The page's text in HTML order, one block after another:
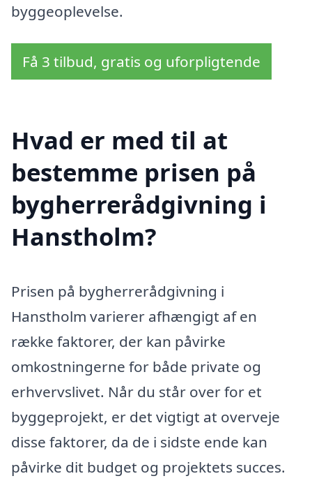
byggeoplevelse.
Få 3 tilbud, gratis og uforpligtende
Hvad er med til at
bestemme prisen på
bygherrerådgivning i
Hanstholm?
Prisen på bygherrerådgivning i
Hanstholm varierer afhængigt af en
række faktorer, der kan påvirke
omkostningerne for både private og
erhvervslivet. Når du står over for et
byggeprojekt, er det vigtigt at overveje
disse faktorer, da de i sidste ende kan
påvirke dit budget og projektets succes.